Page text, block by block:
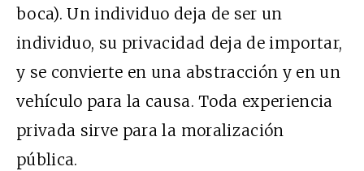
boca).Un individuo deja de ser un
individuo, su privacidad deja de importar,
y se convierte en una abstracción y en un
vehículo para la causa. Toda experiencia
privada sirve para la moralización
pública.